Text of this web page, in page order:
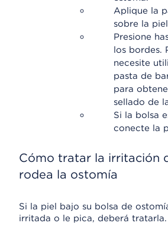
Aplique la
sobre la
Presione
los bordes.
necesite
pasta de
para
sellado de
Si la bolsa
conecte la
Cómo tratar la irritación
rodea la ostomía
Si la piel bajo su bolsa de
irritada o le pica, deberá tratarla.